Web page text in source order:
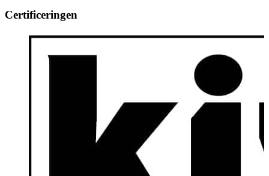
Certificeringen